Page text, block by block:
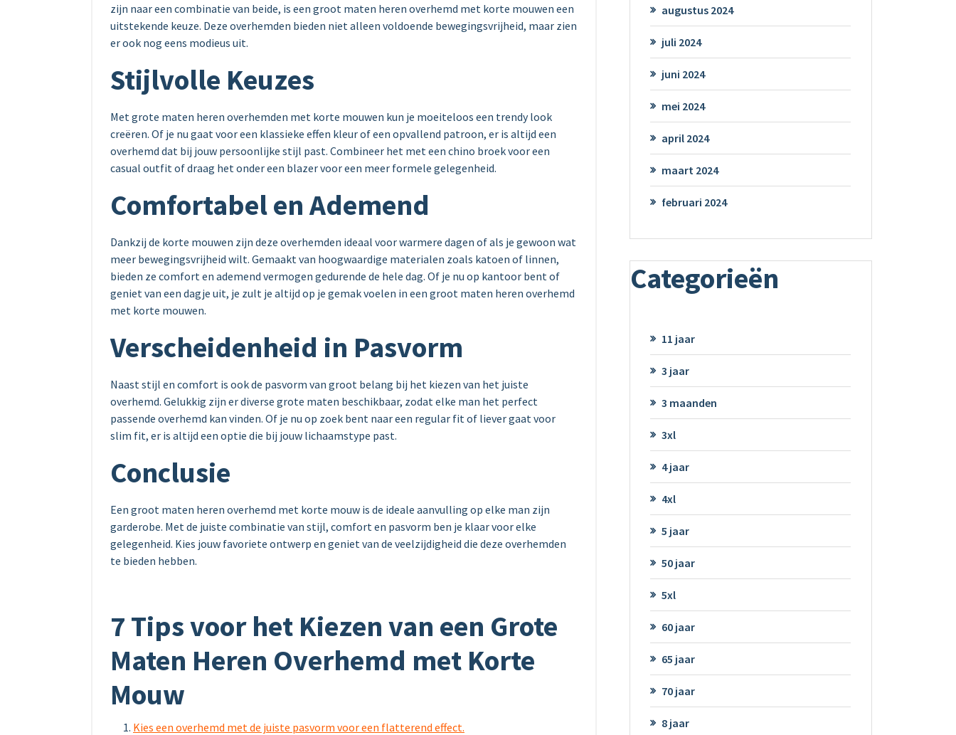
zijn naar een combinatie van beide, is een groot maten heren overhemd met korte mouwen een
uitstekende keuze. Deze overhemden bieden niet alleen voldoende bewegingsvrijheid, maar zien
er ook nog eens modieus uit.
Stijlvolle Keuzes
Met grote maten heren overhemden met korte mouwen kun je moeiteloos een trendy look
creëren. Of je nu gaat voor een klassieke effen kleur of een opvallend patroon, er is altijd een
overhemd dat bij jouw persoonlijke stijl past. Combineer het met een chino broek voor een
casual outfit of draag het onder een blazer voor een meer formele gelegenheid.
Comfortabel en Ademend
Dankzij de korte mouwen zijn deze overhemden ideaal voor warmere dagen of als je gewoon wat
meer bewegingsvrijheid wilt. Gemaakt van hoogwaardige materialen zoals katoen of linnen,
bieden ze comfort en ademend vermogen gedurende de hele dag. Of je nu op kantoor bent of
geniet van een dagje uit, je zult je altijd op je gemak voelen in een groot maten heren overhemd
met korte mouwen.
Verscheidenheid in Pasvorm
Naast stijl en comfort is ook de pasvorm van groot belang bij het kiezen van het juiste
overhemd. Gelukkig zijn er diverse grote maten beschikbaar, zodat elke man het perfect
passende overhemd kan vinden. Of je nu op zoek bent naar een regular fit of liever gaat voor
slim fit, er is altijd een optie die bij jouw lichaamstype past.
Conclusie
Een groot maten heren overhemd met korte mouw is de ideale aanvulling op elke man zijn
garderobe. Met de juiste combinatie van stijl, comfort en pasvorm ben je klaar voor elke
gelegenheid. Kies jouw favoriete ontwerp en geniet van de veelzijdigheid die deze overhemden
te bieden hebben.
7 Tips voor het Kiezen van een Grote
Maten Heren Overhemd met Korte
Mouw
Kies een overhemd met de juiste pasvorm voor een flatterend effect.
augustus 2024
juli 2024
juni 2024
mei 2024
april 2024
maart 2024
februari 2024
Categorieën
11 jaar
3 jaar
3 maanden
3xl
4 jaar
4xl
5 jaar
50 jaar
5xl
60 jaar
65 jaar
70 jaar
8 jaar